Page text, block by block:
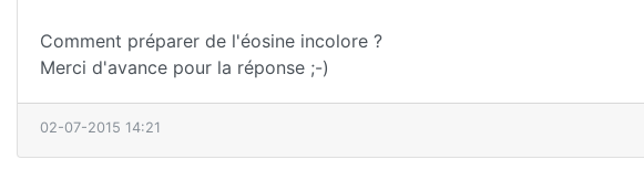
Comment préparer de l'éosine incolore ?
Merci d'avance pour la réponse ;-)
02-07-2015 14:21